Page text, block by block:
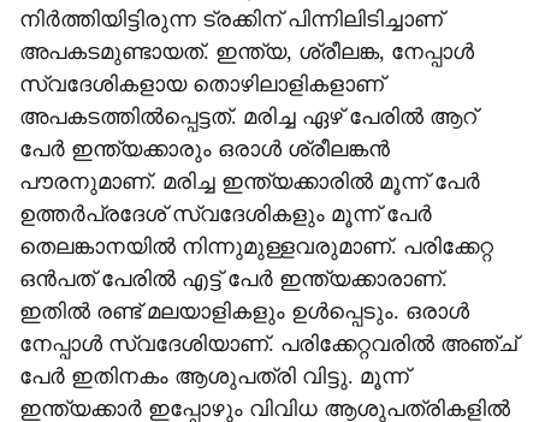
നിർത്തിയിട്ടിരുന്ന ട്രക്കിന് പിന്നിലിടിച്ചാണ്
അപകടമുണ്ടായത്. ഇന്ത്യ, ശ്രീലങ്ക, നേപ്പാൾ
സ്വദേശികളായ തൊഴിലാളികളാണ്
അപകടത്തിൽപ്പെട്ടത്. മരിച്ച ഏഴ് പേരിൽ ആറ്
പേർ ഇന്ത്യക്കാരും ഒരാൾ ശ്രീലങ്കൻ
പൗരനുമാണ്. മരിച്ച ഇന്ത്യക്കാരിൽ മൂന്ന് പേർ
ഉത്തർപ്രദേശ് സ്വദേശികളും മൂന്ന് പേർ
തെലങ്കാനയിൽ നിന്നുമുള്ളവരുമാണ്. പരിക്കേറ്റ
ഒൻപത് പേരിൽ എട്ട് പേർ ഇന്ത്യക്കാരാണ്.
ഇതിൽ രണ്ട് മലയാളികളും ഉൾപ്പെടും. ഒരാൾ
നേപ്പാൾ സ്വദേശിയാണ്. പരിക്കേറ്റവരിൽ അഞ്ച്
പേർ ഇതിനകം ആശുപത്രി വിട്ടു. മൂന്ന്
ഇന്ത്യക്കാർ ഇപ്പോഴും വിവിധ ആശുപത്രികളിൽ